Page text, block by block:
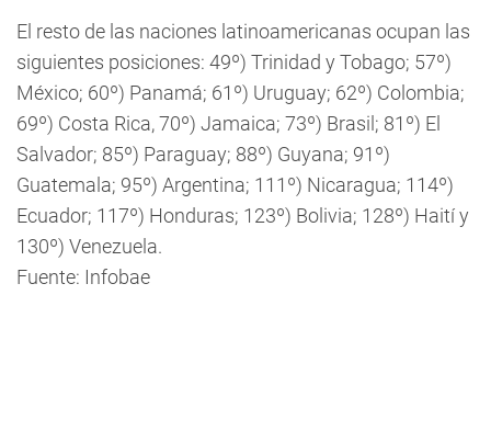
El resto de las naciones latinoamericanas ocupan las
siguientes posiciones: 49º) Trinidad y Tobago; 57º)
México; 60º) Panamá; 61º) Uruguay; 62º) Colombia;
69º) Costa Rica, 70º) Jamaica; 73º) Brasil; 81º) El
Salvador; 85º) Paraguay; 88º) Guyana; 91º)
Guatemala; 95º) Argentina; 111º) Nicaragua; 114º)
Ecuador; 117º) Honduras; 123º) Bolivia; 128º) Haití y
130º) Venezuela.
Fuente: Infobae